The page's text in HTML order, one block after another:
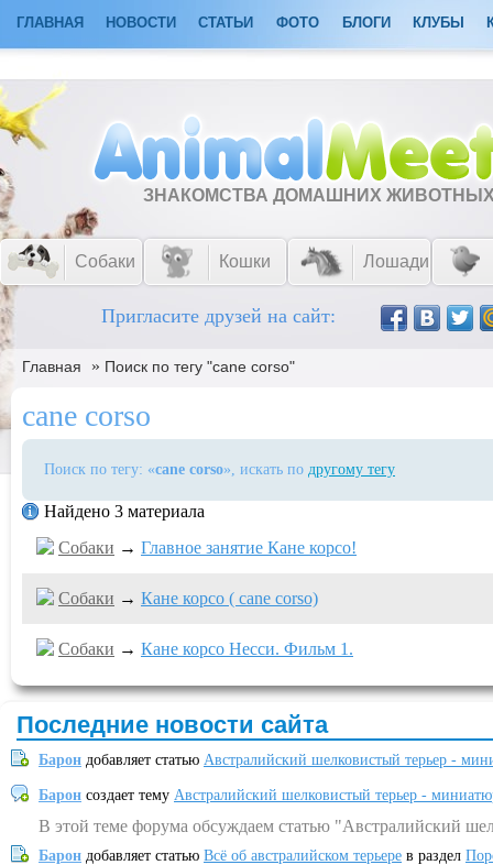
ГЛАВНАЯ НОВОСТИ СТАТЬИ ФОТО БЛОГИ КЛУБЫ
ЗНАКОМСТВА ДОМАШНИХ
Собаки Кошки Лошади
Пригласите друзей на сайт:
Главная » Поиск по тегу "cane corso"
cane corso
Поиск по тегу: «cane corso», искать по другому тегу
Найдено 3 материала
Собаки → Главное занятие Кане корсо!
Собаки → Кане корсо ( cane corso)
Собаки → Кане корсо Несси. Фильм 1.
Последние новости сайта
Барон добавляет статью Австралийский шелковистый терьер -
Барон создает тему Австралийский шелковистый терьер -
В этой теме форума обсуждаем статью "Австралийский
Барон добавляет статью Всё об австралийском терьере в раздел